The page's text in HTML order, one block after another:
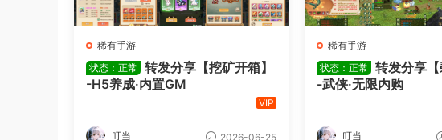
稀有手游
状态：正常
转发分享【挖矿开箱】
-H5养成·内置GM
VIP
叮当 2026-06-25
稀有手游
状态：正常
转发分享【
-武侠·无限内购
叮当